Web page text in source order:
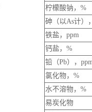
柠檬酸钠，%
砷（以As计）
铁盐，ppm
钙盐，%
铅（Pb），
氯化物，%
水不溶物，%
易炭化物